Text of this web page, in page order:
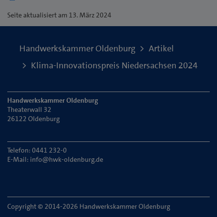
Seiteaktualisiert am 13. März 2024
Handwerkskammer Oldenburg
Artikel
Klima-Innovationspreis Niedersachsen 2024
Handwerkskammer Oldenburg
Theaterwall 32
26122 Oldenburg
Telefon: 0441 232-0
E-Mail: info@hwk-oldenburg.de
Copyright © 2014-2026 Handwerkskammer Oldenburg